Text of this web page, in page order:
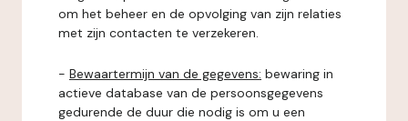
om het beheer en de opvolging van zijn relaties
met zijn contacten te verzekeren.
- Bewaartermijn van de gegevens: bewaring in
actieve database van de persoonsgegevens
gedurende de duur die nodig is om u een